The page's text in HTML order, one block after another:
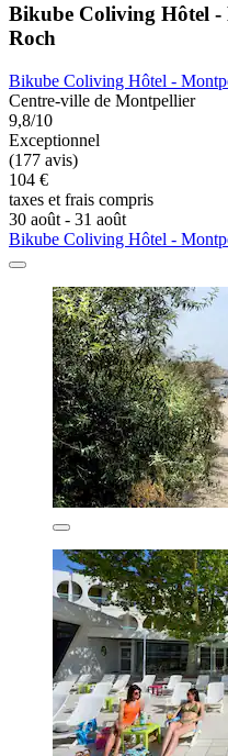
Bikube Coliving Hôtel -
Roch
Bikube Coliving Hôtel -
Centre-ville de Montpellier
9,8/10
Exceptionnel
(177 avis)
104 €
taxes et frais compris
30 août - 31 août
Bikube Coliving Hôtel -